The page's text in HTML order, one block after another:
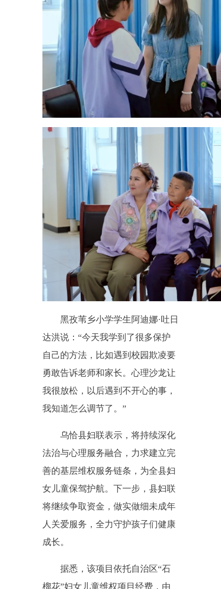
黑孜苇乡小学学生阿迪娜·吐日
达洪说：
今天我学到了很多保护
自己的方法，比如遇到校园欺凌要
勇敢告诉老师和家长。心理沙龙让
我很放松，以后遇到不开心的事，
我知道怎么调节了。
乌恰县妇联表示，将持续深化
法治与心理服务融合，力求建立完
善的基层维权服务链条，为全县妇
女儿童保驾护航。下一步，县妇联
将继续争取资金，做实做细未成年
人关爱服务，全力守护孩子们健康
据悉，该项目依托自治区“石
妇女儿童维权项目经费，由
县教育局统筹组织全县各中小学学
生及家长参与。项目将持续至6月
11日，覆盖10所中小学，期间完成
10场安全宣讲、6场心理宣讲、6场
团体沙龙，并为 10名有心理困扰的
编辑：李广娟
分享：
政府网站标识码：6530240001 新公网安备65302402000101号
地 址：新疆克州乌恰县光明路1号 联系电话：0908-4621030